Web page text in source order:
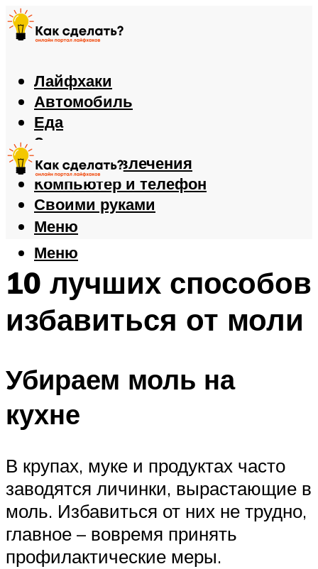
Лайфхаки
Автомобиль
Еда
Здоровье
Игры и развлечения
Компьютер и телефон
Своими руками
Меню
Меню
10 лучших способов
избавиться от моли
Убираем моль на
кухне
В крупах, муке и продуктах часто
заводятся личинки, вырастающие в
моль. Избавиться от них не трудно,
главное – вовремя принять
профилактические меры.